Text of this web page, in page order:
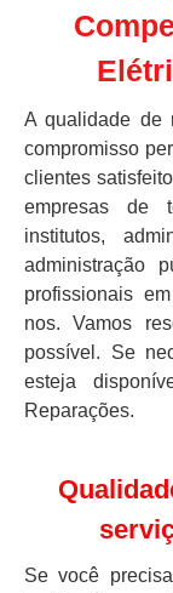
A qualidade de
compromisso
clientes
empresas de
institutos,
administração
profissionais
nos. Vamos
possível. Se
esteja
Reparações.
Se você